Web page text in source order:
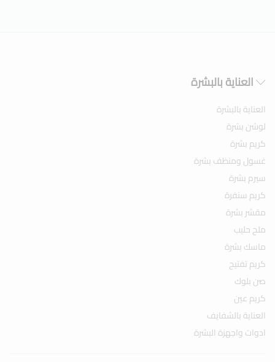
العناية بالبشرة
العناية بالبشرة
لوشن بشرة
كريم بشرة
غسول ومنظف بشرة
سيرم بشرة
كريم سنفرة
مقشر بشرة
ملح حليب
ماسك بشرة
كريم تفتيح
صن بلوك
كريم عين
العناية بالشفايف
ادوات واجهزة البشرة